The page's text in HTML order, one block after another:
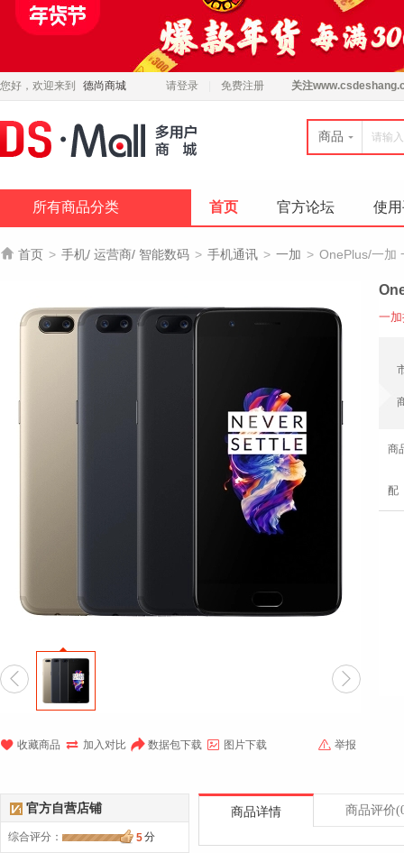
您好，欢迎来到 德尚商城 请登录 免费注册 关注
商品
所有商品分类 首页 官方论坛 使
 首页 > 手机/ 运营商/ 智能数码 > 手机通讯 > 一加 > OnePlus/一加
 
 收藏商品  加入对比  举报
 数据包下载  图片下载
一
商
商品详情 商品评价
官方自营店铺
综合评分 ： 5分